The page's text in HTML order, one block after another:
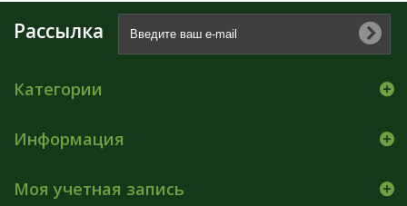
Рассылка
Категории
Информация
Моя учетная запись